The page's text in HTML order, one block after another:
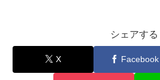
シェアする
X Facebook